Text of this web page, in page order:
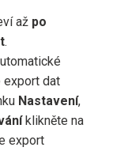
až po
.
export dat
Nastavení,
klikněte na
export